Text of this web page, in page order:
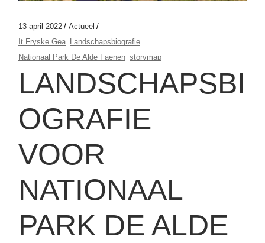
13 april 2022
Actueel
It Fryske Gea
Landschapsbiografie
Nationaal Park De Alde Faenen storymap
LANDSCHAPSBI
OGRAFIE
VOOR
NATIONAAL
PARK DE ALDE